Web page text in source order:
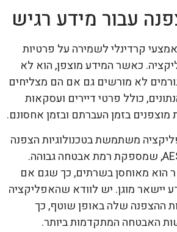
עבור מידע רגיש
קרדינלי לשמירה על פרטיות
כאשר המידע מוצפן, הוא לא
לא מורשים גם אם הם מצליחים
כולל פרטי דיירים ועסקאות
מוצפנים בזמן העברתם ובזמן אחסונם.
משתמשת בטכנולוגיות הצפנה
מתקדמות כמו AES-256, שמספקת רמת אבטחה גבוהה.
הוא מאוחסן בשרתים, כך שגם אם
יישאר מוגן. יש לוודא שהאפליקציה
ההצפנה שלה באופן שוטף, כך
האבטחה המתקדמות ביותר.